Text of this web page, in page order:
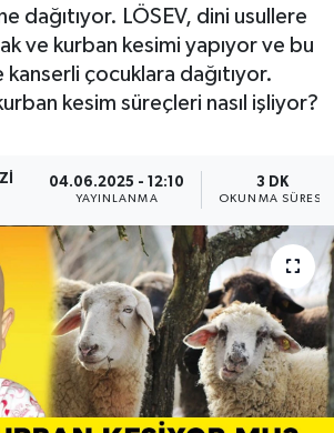
dağıtıyor. LÖSEV, dini usullere
ve kurban kesimi yapıyor ve bu
çocuklara dağıtıyor.
kesim süreçleri nasıl işliyor?
04.06.2025 - 12:10
YAYINLANMA
3 DK
OKUNMA SÜRESI